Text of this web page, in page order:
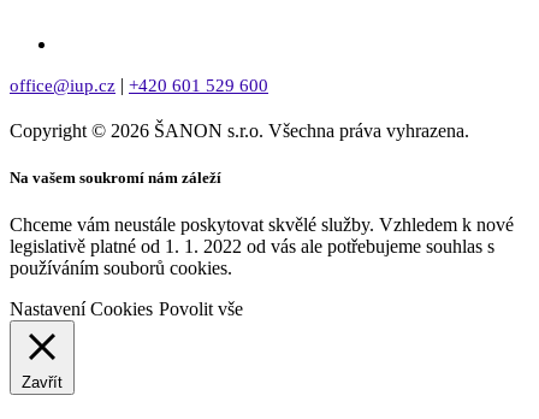
office@iup.cz | +420 601 529 600
Copyright © 2026 ŠANON s.r.o. Všechna práva vyhrazena.
Na vašem soukromí nám záleží
Chceme vám neustále poskytovat skvělé služby. Vzhledem k nové
legislativě platné od 1. 1. 2022 od vás ale potřebujeme souhlas s
používáním souborů cookies.
Nastavení Cookies Povolit vše
Zavřít